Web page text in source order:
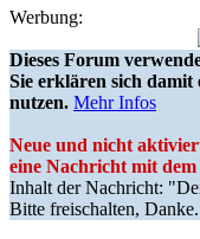
Werbung:
Dieses Forum
Sie erklären sich damit
nutzen. Mehr Infos
Neue und nicht
eine Nachricht mit dem
Inhalt der Nachricht:
Bitte freischalten, Danke.